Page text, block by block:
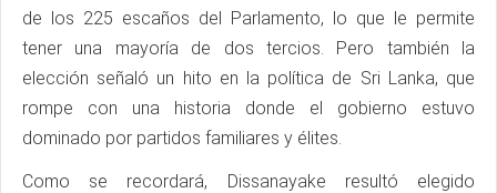
de los 225 escaños del Parlamento, lo que le permite
tener una mayoría de dos tercios. Pero también la
elección señaló un hito en la política de Sri Lanka, que
rompe con una historia donde el gobierno estuvo
dominado por partidos familiares y élites.
Como se recordará, Dissanayake resultó elegido